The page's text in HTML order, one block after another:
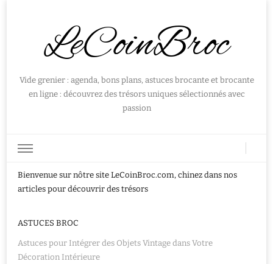
LeCoinBroc
Vide grenier : agenda, bons plans, astuces brocante et brocante
en ligne : découvrez des trésors uniques sélectionnés avec
passion
Bienvenue sur nôtre site LeCoinBroc.com, chinez dans nos
articles pour découvrir des trésors
ASTUCES BROC
Astuces pour Intégrer des Objets Vintage dans Votre
Décoration Intérieure